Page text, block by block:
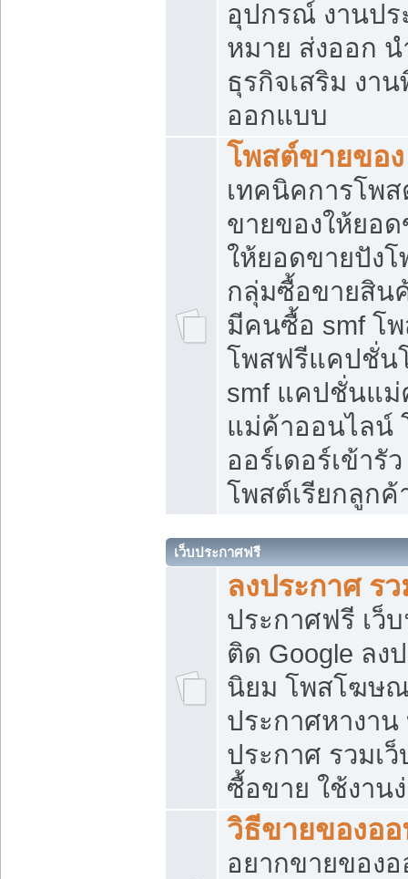
อุปกรณ์ งานป
หมาย ส่งออก น
ธุรกิจเสริม งา
ออกแบบ
โพสต์ขายของ
เทคนิคการโพ
ขายของให้ยอ
ให้ยอดขายปัง
กลุ่มซื้อขายสิน
มีคนซื้อ smf โ
โพสฟรีแคปชั่น
smf แคปชั่นแ
แม่ค้าออนไลน์
ออร์เดอร์เข้ารั
โพสต์เรียกลูกค้
เว็บประกาศฟรี
ลงประกาศ ร
ประกาศฟรี เว็
ติด Google ลง
นิยม โพสโฆษ
ประกาศหางาน
ประกาศ รวมเ
ซื้อขาย ใช้งาน
วิธีขายของอ
อยากขายของ